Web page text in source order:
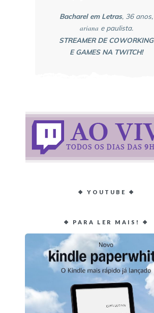
Bacharel em Letras, 36 anos,
arianae paulista.
STREAMER DE COWORKING
E GAMES NA TWITCH!
❖ YOUTUBE ❖
❖ PARA LER MAIS! ❖